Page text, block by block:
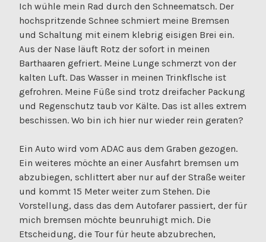
Ich wühle mein Rad durch den Schneematsch. Der
hochspritzende Schnee schmiert meine Bremsen
und Schaltung mit einem klebrig eisigen Brei ein.
Aus der Nase läuft Rotz der sofort in meinen
Barthaaren gefriert. Meine Lunge schmerzt von der
kalten Luft. Das Wasser in meinen Trinkflsche ist
gefrohren. Meine Füße sind trotz dreifacher Packung
und Regenschutz taub vor Kälte. Das ist alles extrem
beschissen. Wo bin ich hier nur wieder rein geraten?
Ein Auto wird vom ADAC aus dem Graben gezogen.
Ein weiteres möchte an einer Ausfahrt bremsen um
abzubiegen, schlittert aber nur auf der Straße weiter
und kommt 15 Meter weiter zum Stehen. Die
Vorstellung, dass das dem Autofarer passiert, der für
mich bremsen möchte beunruhigt mich. Die
Etscheidung, die Tour für heute abzubrechen,